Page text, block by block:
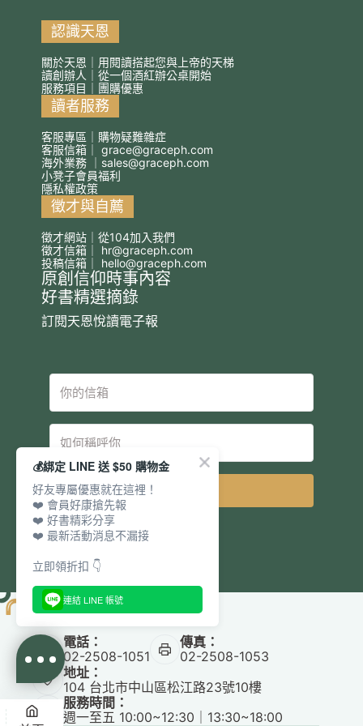
認識天恩
關於天恩｜用閱讀搭起您與上帝的天梯
讀創辦人｜從一個酒紅辦公桌開始
服務項目｜團購優惠
讀者服務
客服專區｜購物疑難雜症
客服信箱｜ grace@graceph.com
海外業務 ｜ sales@graceph.com
小凳子會員福利
隱私權政策
徵才與自薦
徵才網站｜從104加入我們
徵才信箱｜ hr@graceph.com
投稿信箱｜ hello@graceph.com
原創信仰時事內容
好書精選摘錄
訂閱天恩悅讀電子報
電話：
02-2508-1051
傳真：
02-2508-1053
地址：
104 台北市中山區松江路23號10樓
服務時間：
週一至五 10:00~12:30｜13:30~18:00
💰綁定 LINE 送 $50 購物金
好友專屬優惠就在這裡！
❤️ 會員好康搶先報
❤️ 好書精彩分享
❤️ 最新活動消息不漏接
立即領折扣 👇
連結 LINE 帳號